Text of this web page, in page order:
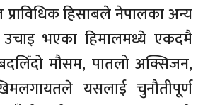
हिसाबले नेपालका अन्य
भएका हिमालमध्ये एकदमै
मौसम, पातलो अक्सिजन,
यसलाई चुनौतीपूर्ण